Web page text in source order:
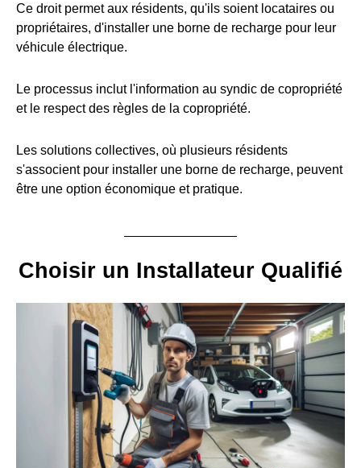
Ce droit permet aux résidents, qu'ils soient locataires ou
propriétaires, d'installer une borne de recharge pour leur
véhicule électrique.
Le processus inclut l'information au syndic de copropriété
et le respect des règles de la copropriété.
Les solutions collectives, où plusieurs résidents
s'associent pour installer une borne de recharge, peuvent
être une option économique et pratique.
Choisir un Installateur Qualifié